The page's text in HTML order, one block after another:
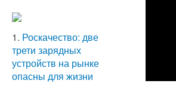
1. Роскачество: две
трети зарядных
устройств на рынке
опасны для жизни